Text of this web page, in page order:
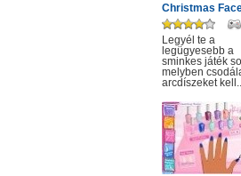
Legyél te a
legügyesebb a
sminkes játék
melyben
arcdíszeket